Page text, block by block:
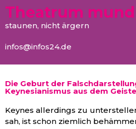
Theatrum
staunen, nicht ärgern
infos@infos24.de
Die Geburt der
Keynesianismus aus dem
Keynes allerdings zu
sah, ist schon ziemlich